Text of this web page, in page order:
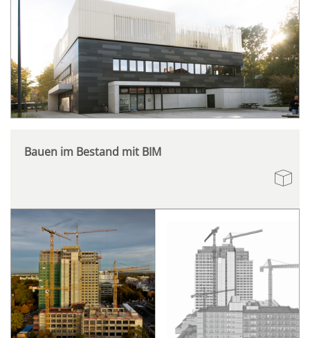
Bauen im Bestand mit BIM